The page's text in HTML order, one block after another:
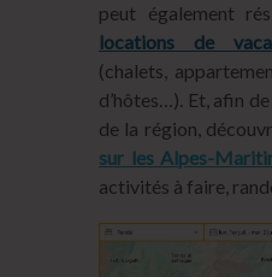
peut également
locations de
(chalets,
d’hôtes…). Et, afin
de la région,
sur les Alpes-
activités à faire,